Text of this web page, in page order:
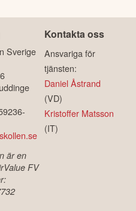
Sverige
är en
FV
Kontakta oss
Ansvariga för
tjänsten:
Daniel Åstrand
(VD)
Kristoffer Matsson
(IT)